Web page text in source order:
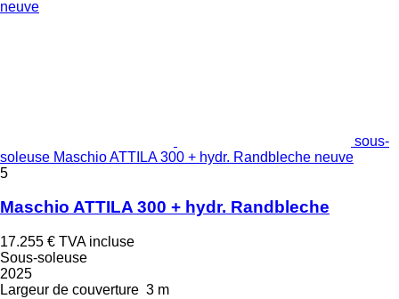
sous-
soleuse Maschio ATTILA 300 + hydr. Randbleche neuve
5
Maschio ATTILA 300 + hydr. Randbleche
17.255 € TVA incluse
Sous-soleuse
2025
Largeur de couverture 3 m